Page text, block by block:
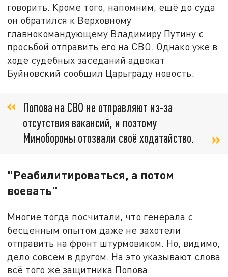
говорить. Кроме того, напомним, ещё до суда
он обратился к Верховному
главнокомандующему Владимиру Путину с
просьбой отправить его на СВО. Однако уже в
ходе судебных заседаний адвокат
Буйновский сообщил Царьграду новость:
Попова на СВО не отправляют из-за
отсутствия вакансий, и поэтому
Минобороны отозвали своё ходатайство.
"Реабилитироваться, а потом
воевать"
Многие тогда посчитали, что генерала с
бесценным опытом даже не захотели
отправить на фронт штурмовиком. Но, видимо,
дело совсем в другом. На это указывают слова
всё того же защитника Попова.